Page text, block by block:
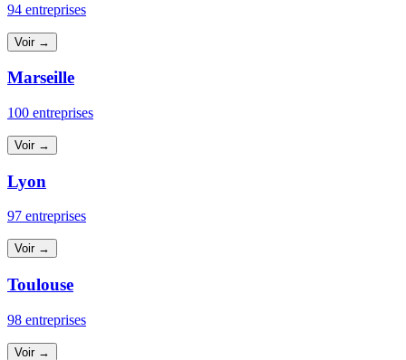
94 entreprises
Voir →
Marseille
100 entreprises
Voir →
Lyon
97 entreprises
Voir →
Toulouse
98 entreprises
Voir →